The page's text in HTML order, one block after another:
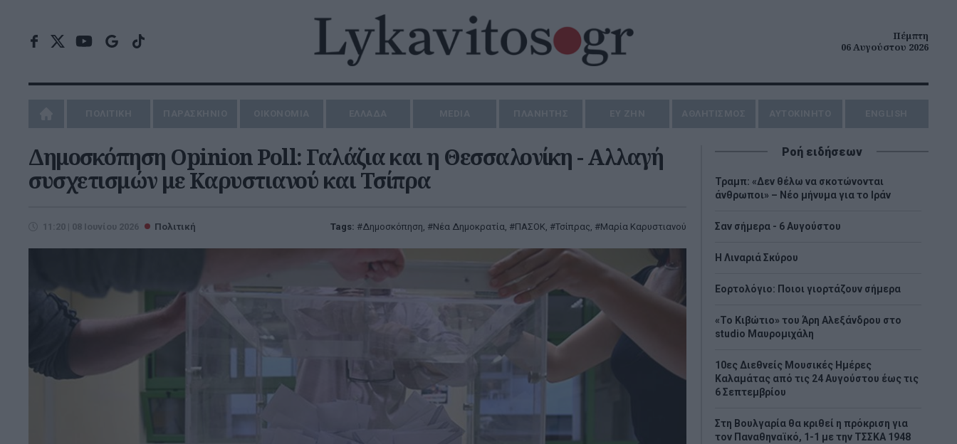
Πέμπτη
06 Αυγούστου 2026
Δημοσκόπηση Opinion Poll: Γαλάζια και η Θεσσαλονίκη - Αλλαγή
συσχετισμών με Καρυστιανού και Τσίπρα
11:20 | 08 Ιουνίου 2026 Πολιτική Tags: Δημοσκόπηση, Νέα Δημοκρατία, ΠΑΣΟΚ, Τσίπρας, Μαρία Καρυστιανού
Ροή ειδήσεων
Τραμπ: «Δεν θέλω να σκοτώνονται
άνθρωποι» – Νέο μήνυμα για το Ιράν
Σαν σήμερα - 6 Αυγούστου
H Λιναριά Σκύρου
Εορτολόγιο: Ποιοι γιορτάζουν σήμερα
«Το Κιβώτιο» του Άρη Αλεξάνδρου στο
studio Μαυρομιχάλη
10ες Διεθνείς Μουσικές Ημέρες
Καλαμάτας από τις 24 Αυγούστου έως τις
6 Σεπτεμβρίου
Στη Βουλγαρία θα κριθεί η πρόκριση για
τον Παναθηναϊκό, 1-1 με την ΤΣΣΚΑ 1948